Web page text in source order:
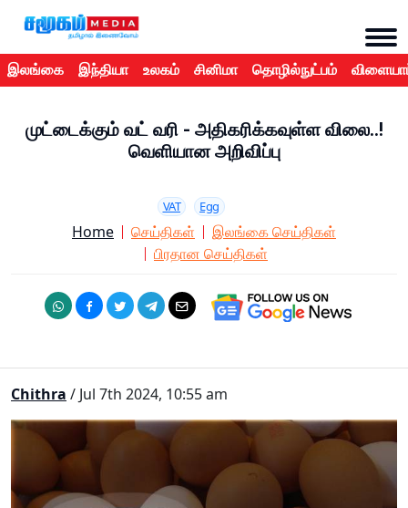
இலங்கை இந்தியா உலகம் சினிமா தொழில்நுட்பம்
முட்டைக்கும் வட் வரி - அதிகரிக்கவுள்ள விலை..!
வெளியான அறிவிப்பு
VAT Egg
Home செய்திகள்
இலங்கை செய்திகள்
பிரதான செய்திகள்
Chithra / Jul 7th 2024, 10:55 am